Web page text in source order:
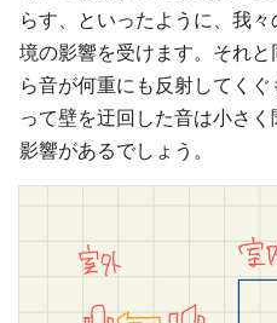
らす、といったように、我
境の影響を受けます。それ
ら音が何重にも反射してく
って壁を迂回した音は小さ
影響があるでしょう。